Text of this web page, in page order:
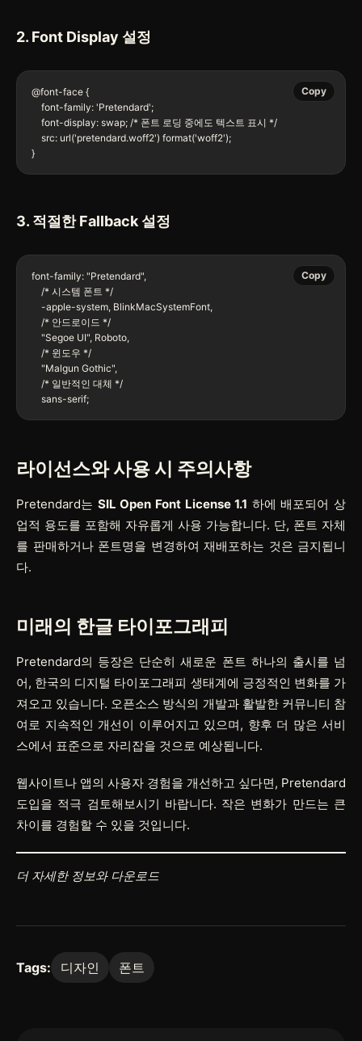
2. Font Display 설정
@font-face {
}
Copy
3. 적절한 Fallback 설정
font-family: "Pretendard",
    sans-serif;
Copy
라이선스와 사용 시 주의사항
Pretendard는 SIL Open Font License 1.1 하에 배포되어 상
업적 용도를 포함해 자유롭게 사용 가능합니다. 단, 폰트 자체
를 판매하거나 폰트명을 변경하여 재배포하는 것은 금지됩니
다.
미래의 한글 타이포그래피
Pretendard의 등장은 단순히 새로운 폰트 하나의 출시를 넘
어, 한국의 디지털 타이포그래피 생태계에 긍정적인 변화를 가
져오고 있습니다. 오픈소스 방식의 개발과 활발한 커뮤니티 참
여로 지속적인 개선이 이루어지고 있으며, 향후 더 많은 서비
스에서 표준으로 자리잡을 것으로 예상됩니다.
웹사이트나 앱의 사용자 경험을 개선하고 싶다면, Pretendard
도입을 적극 검토해보시기 바랍니다. 작은 변화가 만드는 큰
차이를 경험할 수 있을 것입니다.
더 자세한 정보와 다운로드
Tags: 디자인 폰트